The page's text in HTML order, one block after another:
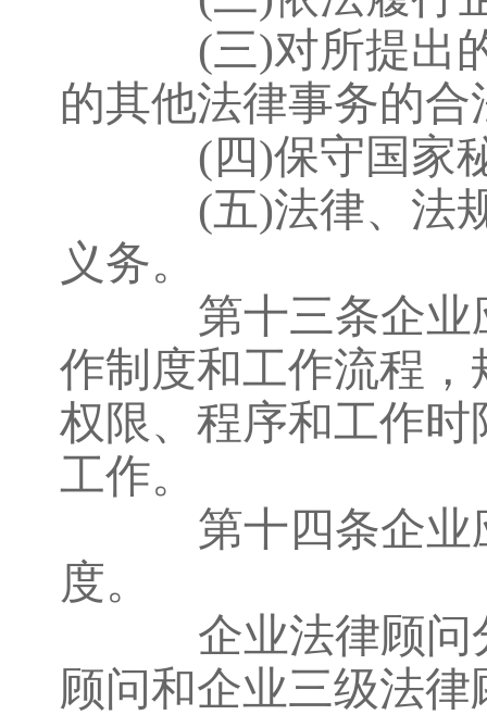
(三)对所提出
的其他法律事务的合
(四)保守国家
(五)法律、法
义务。
第十三条企业
作制度和工作流程
权限、程序和工作
工作。
第十四条企业
度。
企业法律顾问
顾问和企业三级法